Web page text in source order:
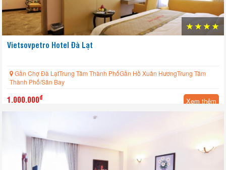
Vietsovpetro Hotel Đà Lạt
Gần Chợ Đà LạtTrung Tâm Thành PhốGần Hồ Xuân HươngTrung Tâm
Thành Phố/Sân Bay
1.000.000đ Xem thêm